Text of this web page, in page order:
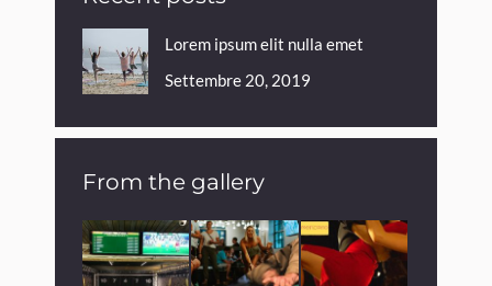
Lorem ipsum elit nulla emet
Settembre 20, 2019
From the gallery